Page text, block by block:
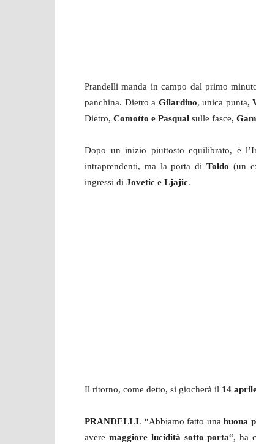
Prandelli manda in campo dal primo
panchina. Dietro a Gilardino, unica punta,
Dietro, Comotto e Pasqual sulle fasce,
Dopo un inizio piuttosto equilibrato, è
intraprendenti, ma la porta di Toldo (un
ingressi di Jovetic e Ljajic.
Il ritorno, come detto, si giocherà il 14
PRANDELLI. “Abbiamo fatto unabuona
avere maggiore lucidità sotto porta“, ha